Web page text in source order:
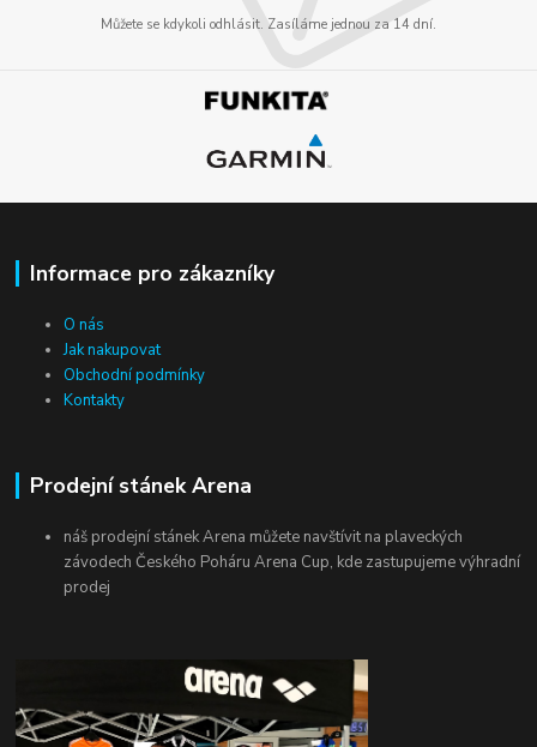
Můžete se kdykoli odhlásit. Zasíláme jednou za 14 dní.
Informace pro zákazníky
O nás
Jak nakupovat
Obchodní podmínky
Kontakty
Prodejní stánek Arena
náš prodejní stánek Arena můžete navštívit na plaveckých
závodech Českého Poháru Arena Cup, kde zastupujeme výhradní
prodej